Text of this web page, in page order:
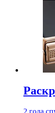
2 года